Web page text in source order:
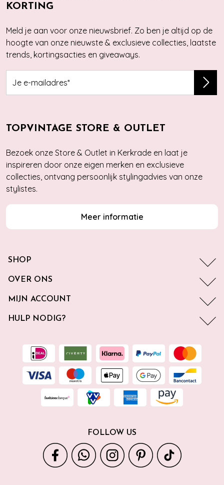
KORTING
Meld je aan voor onze nieuwsbrief. Zo ben je altijd op de
hoogte van onze nieuwste & exclusieve collecties, laatste
trends, kortingsacties en giveaways.
TOPVINTAGE STORE & OUTLET
Bezoek onze Store & Outlet in Kerkrade en laat je
inspireren door onze eigen merken en exclusieve
collecties, ontvang persoonlijk stylingadvies van onze
stylistes.
Meer informatie
SHOP
OVER ONS
MIJN ACCOUNT
HULP NODIG?
FOLLOW US